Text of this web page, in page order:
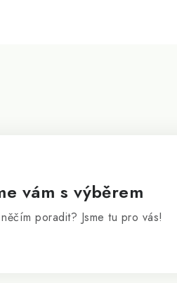
vám s výběrem
poradit? Jsme tu pro vás!